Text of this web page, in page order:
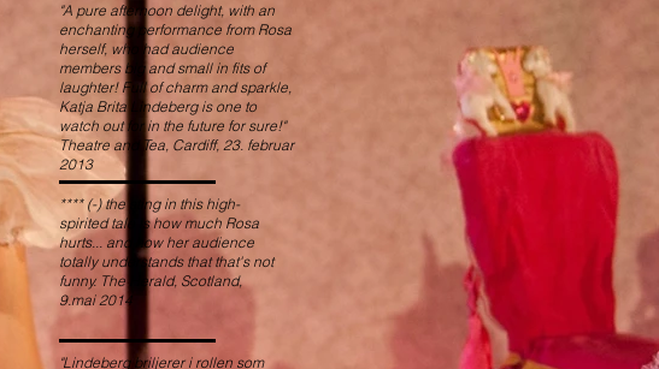
"A pure afternoon delight, with an
enchanting performance from Rosa
herself, who had audience
members big and small in fits of
laughter! Full of charm and sparkle,
Katja Brita Lindeberg is one to
watch out for in the future for sure!"
Theatre and Tea, Cardiff, 23. februar
2013
**** (-) the sting in this high-
spirited tale is how much Rosa
hurts... and how her audience
totally understands that that's not
funny. The Herald, Scotland,
9.mai 2014
"Lindeberg briljerer i rollen som